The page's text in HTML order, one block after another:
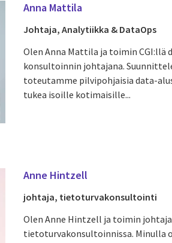
Anna Mattila
Johtaja, Analytiikka & DataOps
Olen Anna Mattila ja toimin CGI:llä
konsultoinnin johtajana.
toteutamme pilvipohjaisia data-
tukea isoille kotimaisille...
Anne Hintzell
johtaja, tietoturvakonsultointi
Olen Anne Hintzell ja toimin
tietoturvakonsultoinnissa. Minulla